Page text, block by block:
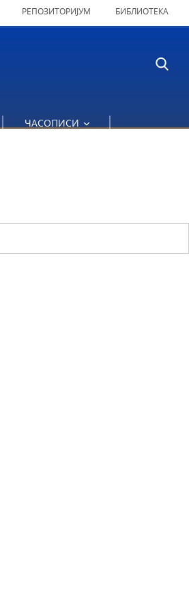
РЕПОЗИТОРИЈУМ БИБЛИОТЕКА
ЧАСОПИСИ